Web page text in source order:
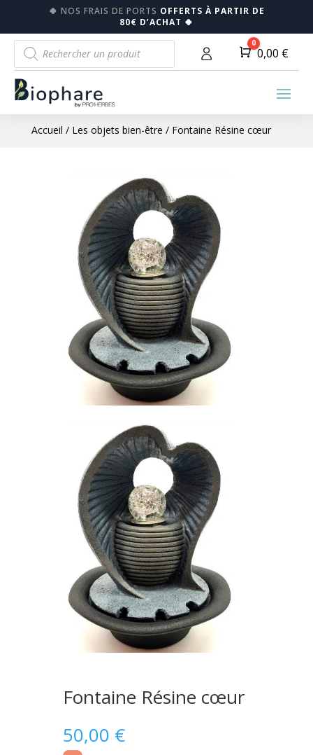
🍀 NOS FRAIS DE PORTS OFFERTS À PARTIR DE
80€ D’ACHAT 🍀
Recherche
de
produits
Panier
0
0,00 €
Accueil / Les objets bien-être / Fontaine Résine cœur
Fontaine Résine cœur
50,00 €